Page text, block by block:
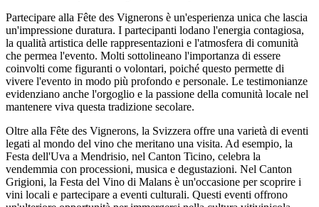
Partecipare alla Fête des Vignerons è un'esperienza unica che lascia
un'impressione duratura. I partecipanti lodano l'energia contagiosa,
la qualità artistica delle rappresentazioni e l'atmosfera di comunità
che permea l'evento. Molti sottolineano l'importanza di essere
coinvolti come figuranti o volontari, poiché questo permette di
vivere l'evento in modo più profondo e personale. Le testimonianze
evidenziano anche l'orgoglio e la passione della comunità locale nel
mantenere viva questa tradizione secolare.
Oltre alla Fête des Vignerons, la Svizzera offre una varietà di eventi
legati al mondo del vino che meritano una visita. Ad esempio, la
Festa dell'Uva a Mendrisio, nel Canton Ticino, celebra la
vendemmia con processioni, musica e degustazioni. Nel Canton
Grigioni, la Festa del Vino di Malans è un'occasione per scoprire i
vini locali e partecipare a eventi culturali. Questi eventi offrono